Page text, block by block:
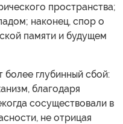
пространства;
наконец, спор о
памяти и будущем
более глубинный сбой:
благодаря
сосуществовали в
не отрицая